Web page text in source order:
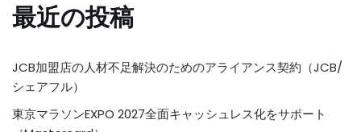
最近の投稿
JCB加盟店の人材不足解決のためのアライアンス契約（JCB/
シェアフル）
東京マラソンEXPO 2027全面キャッシュレス化をサポート